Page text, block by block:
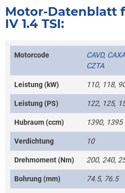
Motor-Datenblatt
IV 1.4 TSI:
Motorcode CAVD, CAXA
CZTA
Leistung (kW) 110, 118,
Leistung (PS) 122, 125,
Hubraum (ccm) 1390, 1395
Verdichtung 10
Drehmoment (Nm) 200, 240,
Bohrung (mm) 74.5, 76.5